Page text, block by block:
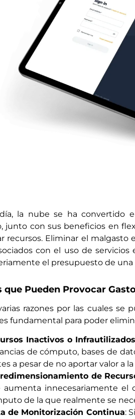
la nube se ha convertido
junto con sus beneficios en
recursos. Eliminar el malgasto
con el uso de
el presupuesto de
que Pueden Provocar
razones por las cuales
fundamental para poder
Inactivos o Infrautilizados
de cómputo, bases de
a pesar de no aportar valor a
de
aumenta innecesariamente el
de la que realmente se
de Monitorización Continua: